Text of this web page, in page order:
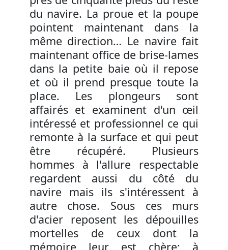
du navire. La proue et la poupe
pointent maintenant dans la
même direction… Le navire fait
maintenant office de brise-lames
dans la petite baie où il repose
et où il prend presque toute la
place. Les plongeurs sont
affairés et examinent d'un œil
intéressé et professionnel ce qui
remonte à la surface et qui peut
être récupéré. Plusieurs
hommes à l'allure respectable
regardent aussi du côté du
navire mais ils s'intéressent à
autre chose. Sous ces murs
d'acier reposent les dépouilles
mortelles de ceux dont la
mémoire leur est chère; à